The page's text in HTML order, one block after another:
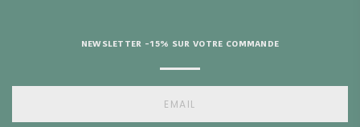
NEWSLETTER -15% SUR VOTRE COMMANDE